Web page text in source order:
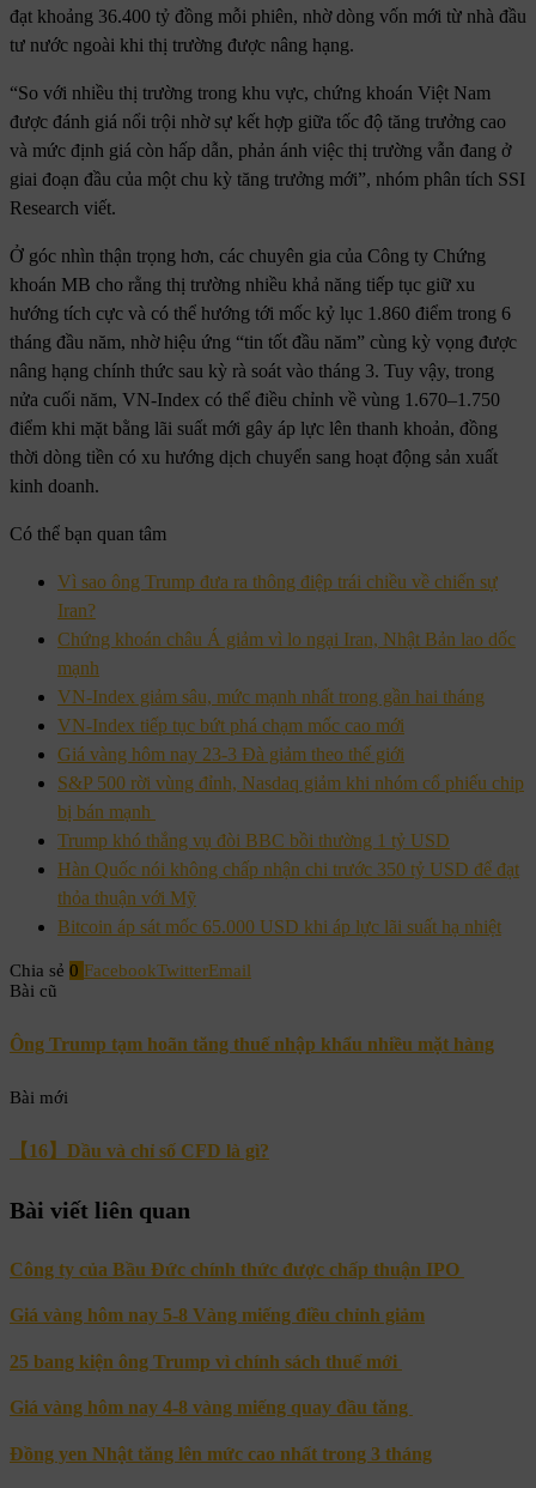
đạt khoảng 36.400 tỷ đồng mỗi phiên, nhờ dòng vốn mới từ nhà đầu
tư nước ngoài khi thị trường được nâng hạng.
“So với nhiều thị trường trong khu vực, chứng khoán Việt Nam
được đánh giá nổi trội nhờ sự kết hợp giữa tốc độ tăng trưởng cao
và mức định giá còn hấp dẫn, phản ánh việc thị trường vẫn đang ở
giai đoạn đầu của một chu kỳ tăng trưởng mới”, nhóm phân tích SSI
Research viết.
Ở góc nhìn thận trọng hơn, các chuyên gia của Công ty Chứng
khoán MB cho rằng thị trường nhiều khả năng tiếp tục giữ xu
hướng tích cực và có thể hướng tới mốc kỷ lục 1.860 điểm trong 6
tháng đầu năm, nhờ hiệu ứng “tin tốt đầu năm” cùng kỳ vọng được
nâng hạng chính thức sau kỳ rà soát vào tháng 3. Tuy vậy, trong
nửa cuối năm, VN-Index có thể điều chỉnh về vùng 1.670–1.750
điểm khi mặt bằng lãi suất mới gây áp lực lên thanh khoản, đồng
thời dòng tiền có xu hướng dịch chuyển sang hoạt động sản xuất
kinh doanh.
Có thể bạn quan tâm
Vì sao ông Trump đưa ra thông điệp trái chiều về chiến sự
Iran?
Chứng khoán châu Á giảm vì lo ngại Iran, Nhật Bản lao dốc
mạnh
VN-Index giảm sâu, mức mạnh nhất trong gần hai tháng
VN-Index tiếp tục bứt phá chạm mốc cao mới
Giá vàng hôm nay 23-3 Đà giảm theo thế giới
S&P 500 rời vùng đỉnh, Nasdaq giảm khi nhóm cổ phiếu chip
bị bán mạnh
Trump khó thắng vụ đòi BBC bồi thường 1 tỷ USD
Hàn Quốc nói không chấp nhận chi trước 350 tỷ USD để đạt
thỏa thuận với Mỹ
Bitcoin áp sát mốc 65.000 USD khi áp lực lãi suất hạ nhiệt
Chia sẻ 0 FacebookTwitterEmail
Bài cũ
Ông Trump tạm hoãn tăng thuế nhập khẩu nhiều mặt hàng
Bài mới
【16】Dầu và chỉ số CFD là gì?
Bài viết liên quan
Công ty của Bầu Đức chính thức được chấp thuận IPO
Giá vàng hôm nay 5-8 Vàng miếng điều chỉnh giảm
25 bang kiện ông Trump vì chính sách thuế mới
Giá vàng hôm nay 4-8 vàng miếng quay đầu tăng
Đồng yen Nhật tăng lên mức cao nhất trong 3 tháng